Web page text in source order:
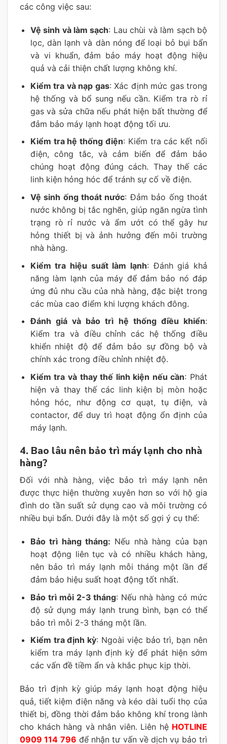
các công việc sau:
Vệ sinh và làm sạch: Lau chùi và làm sạch bộ
lọc, dàn lạnh và dàn nóng để loại bỏ bụi bẩn
và vi khuẩn, đảm bảo máy hoạt động hiệu
quả và cải thiện chất lượng không khí.
Kiểm tra và nạp gas: Xác định mức gas trong
hệ thống và bổ sung nếu cần. Kiểm tra rò rỉ
gas và sửa chữa nếu phát hiện bất thường để
đảm bảo máy lạnh hoạt động tối ưu.
Kiểm tra hệ thống điện: Kiểm tra các kết nối
điện, công tắc, và cảm biến để đảm bảo
chúng hoạt động đúng cách. Thay thế các
linh kiện hỏng hóc để tránh sự cố về điện.
Vệ sinh ống thoát nước: Đảm bảo ống thoát
nước không bị tắc nghẽn, giúp ngăn ngừa tình
trạng rò rỉ nước và ẩm ướt có thể gây hư
hỏng thiết bị và ảnh hưởng đến môi trường
nhà hàng.
Kiểm tra hiệu suất làm lạnh: Đánh giá khả
năng làm lạnh của máy để đảm bảo nó đáp
ứng đủ nhu cầu của nhà hàng, đặc biệt trong
các mùa cao điểm khi lượng khách đông.
Đánh giá và bảo trì hệ thống điều khiển:
Kiểm tra và điều chỉnh các hệ thống điều
khiển nhiệt độ để đảm bảo sự đồng bộ và
chính xác trong điều chỉnh nhiệt độ.
Kiểm tra và thay thế linh kiện nếu cần: Phát
hiện và thay thế các linh kiện bị mòn hoặc
hỏng hóc, như động cơ quạt, tụ điện, và
contactor, để duy trì hoạt động ổn định của
máy lạnh.
4. Bao lâu nên bảo trì máy lạnh cho nhà
hàng?
Đối với nhà hàng, việc bảo trì máy lạnh nên
được thực hiện thường xuyên hơn so với hộ gia
đình do tần suất sử dụng cao và môi trường có
nhiều bụi bẩn. Dưới đây là một số gợi ý cụ thể:
Bảo trì hàng tháng: Nếu nhà hàng của bạn
hoạt động liên tục và có nhiều khách hàng,
nên bảo trì máy lạnh mỗi tháng một lần để
đảm bảo hiệu suất hoạt động tốt nhất.
Bảo trì mỗi 2-3 tháng: Nếu nhà hàng có mức
độ sử dụng máy lạnh trung bình, bạn có thể
bảo trì mỗi 2-3 tháng một lần.
Kiểm tra định kỳ: Ngoài việc bảo trì, bạn nên
kiểm tra máy lạnh định kỳ để phát hiện sớm
các vấn đề tiềm ẩn và khắc phục kịp thời.
Bảo trì định kỳ giúp máy lạnh hoạt động hiệu
quả, tiết kiệm điện năng và kéo dài tuổi thọ của
thiết bị, đồng thời đảm bảo không khí trong lành
cho khách hàng và nhân viên. Liên hệ HOTLINE
0909 114 796 để nhận tư vấn về dịch vụ bảo trì